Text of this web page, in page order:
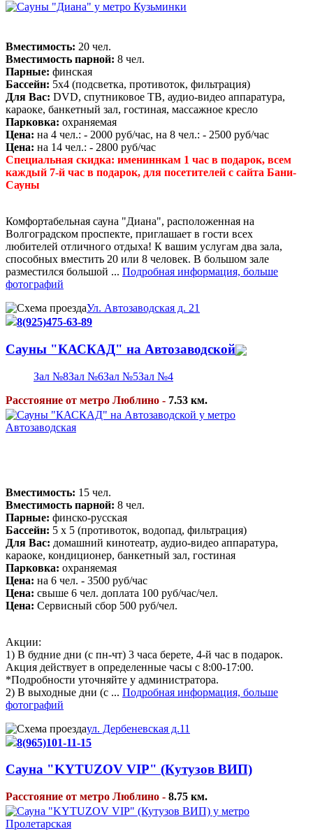
Вместимость: 20 чел.
Вместимость парной: 8 чел.
Парные: финская
Бассейн: 5х4 (подсветка, противоток, фильтрация)
Для Вас: DVD, спутниковое ТВ, аудио-видео аппаратура,
караоке, банкетный зал, гостиная, массажное кресло
Парковка: охраняемая
Цена: на 4 чел.: - 2000 руб/час, на 8 чел.: - 2500 руб/час
Цена: на 14 чел.: - 2800 руб/час
Специальная скидка: имениннкам 1 час в подарок, всем
каждый 7-й час в подарок, для посетителей с сайта Бани-
Сауны
Комфортабельная сауна "Диана", расположенная на
Волгоградском проспекте, приглашает в гости всех
любителей отличного отдыха! К вашим услугам два зала,
способных вместить 20 или 8 человек. В большом зале
разместился большой ... Подробная информация, больше
фотографий
Ул. Автозаводская д. 21
8(925)475-63-89
Сауны "КАСКАД" на Автозаводской
Зал №8Зал №6Зал №5Зал №4
Расстояние от метро Люблино - 7.53 км.
Вместимость: 15 чел.
Вместимость парной: 8 чел.
Парные: финско-русская
Бассейн: 5 x 5 (противоток, водопад, фильтрация)
Для Вас: домашний кинотеатр, аудио-видео аппаратура,
караоке, кондиционер, банкетный зал, гостиная
Парковка: охраняемая
Цена: на 6 чел. - 3500 руб/час
Цена: свыше 6 чел. доплата 100 руб/час/чел.
Цена: Сервисный сбор 500 руб/чел.
Акции:
1) В будние дни (с пн-чт) 3 часа берете, 4-й час в подарок.
Акция действует в определенные часы с 8:00-17:00.
*Подробности уточняйте у администратора.
2) В выходные дни (с ... Подробная информация, больше
фотографий
ул. Дербеневская д.11
8(965)101-11-15
Сауна "KYTUZOV VIP" (Кутузов ВИП)
Расстояние от метро Люблино - 8.75 км.